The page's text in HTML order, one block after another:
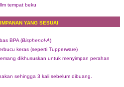
tempat beku
YANG SESUAI
BPA (Bisphenol-A)
keras (seperti Tupperware)
dikhususkan untuk menyimpan perahan
sehingga 3 kali sebelum dibuang.